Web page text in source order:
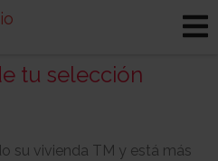
tu selección
su vivienda TM y está más